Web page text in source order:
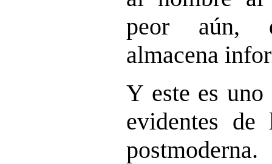
peor aún,
almacena
Y este es uno
evidentes de
postmoderna.